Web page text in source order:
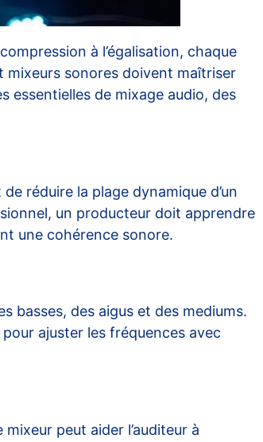
à l’égalisation, chaque
mixeurs sonores doivent maîtriser
essentielles de mixage audio, des
réduire la plage dynamique d’un
un producteur doit apprendre
une cohérence sonore.
basses, des aigus et des mediums.
ajuster les fréquences avec
peut aider l’auditeur à